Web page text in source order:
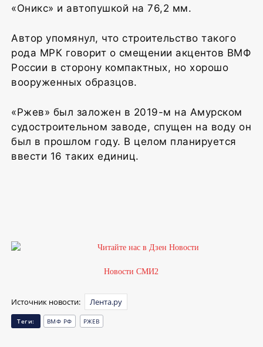
«Оникс» и автопушкой на 76,2 мм.
Автор упомянул, что строительство такого
рода МРК говорит о смещении акцентов ВМФ
России в сторону компактных, но хорошо
вооруженных образцов.
«Ржев» был заложен в 2019-м на Амурском
судостроительном заводе, спущен на воду он
был в прошлом году. В целом планируется
ввести 16 таких единиц.
Новости СМИ2
Источник новости: Лента.ру
Теги: ВМФ РФ РЖЕВ